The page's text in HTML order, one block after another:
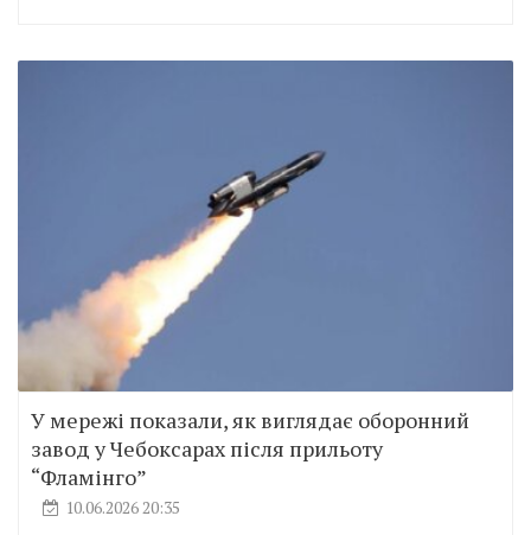
У мережі показали, як виглядає оборонний
завод у Чебоксарах після прильоту
“Фламінго”
10.06.2026 20:35